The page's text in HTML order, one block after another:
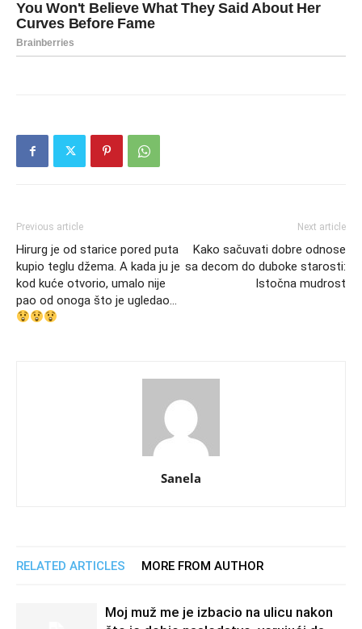
Previous article
Hirurg je od starice pored puta
kupio teglu džema. A kada ju je
kod kuće otvorio, umalo nije
pao od onoga što je ugledao…
Next article
Kako sačuvati dobre odnose
sa decom do duboke starosti:
Istočna mudrost
Sanela
RELATED ARTICLES MORE FROM AUTHOR
Moj muž me je izbacio na ulicu nakon